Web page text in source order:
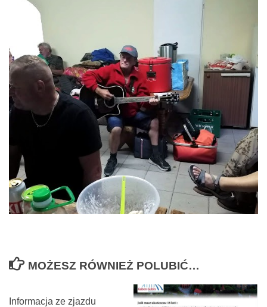
MOŻESZ RÓWNIEŻ POLUBIĆ…
Informacja ze zjazdu